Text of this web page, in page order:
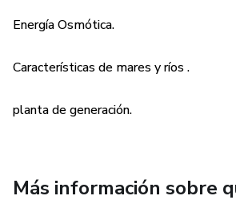
Energía Osmótica.
Características de mares y ríos .
planta de generación.
Más información sobre